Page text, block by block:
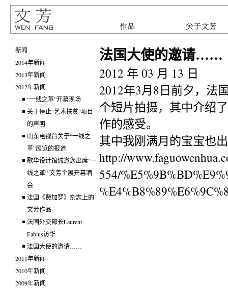
新闻
2014年新闻
2013年新闻
2012年新闻
“一线之革”开幕现场
关于停止“艺术扶贫”项目
的声明
山东电视台关于“一线之
革”展览的报道
歌华设计馆诚邀您出席​“一
线之革” 文芳个展开幕酒
会
法国《费加罗》杂志上的
文芳作品
法国外交部长Laurent
Fabius访华
法国大使的邀请……
2011年新闻
2010年新闻
2009年新闻
法国大使的邀请……
2012 年 03 月 13 日
2012年3月8日前夕，法
个短片拍摄，其中介绍
作的感受。
其中我刚满月的宝宝也
http://
554/